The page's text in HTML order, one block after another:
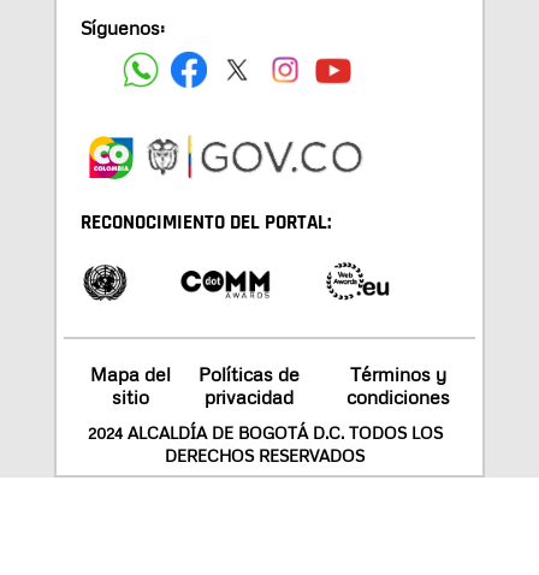
Síguenos:
RECONOCIMIENTO DEL PORTAL:
Mapa del
sitio
Políticas de
privacidad
Términos y
condiciones
2024 ALCALDÍA DE BOGOTÁ D.C. TODOS LOS
DERECHOS RESERVADOS